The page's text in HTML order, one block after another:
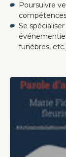
Poursuivre
Se
funèbres,